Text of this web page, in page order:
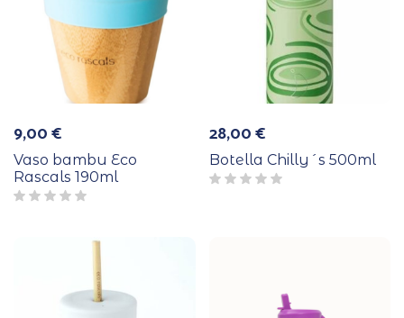
9,00€
Vaso bambu Eco
Rascals 190ml
28,00€
Botella Chilly´s 500ml